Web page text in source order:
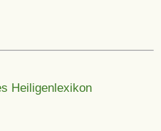
Heiligenlexikon